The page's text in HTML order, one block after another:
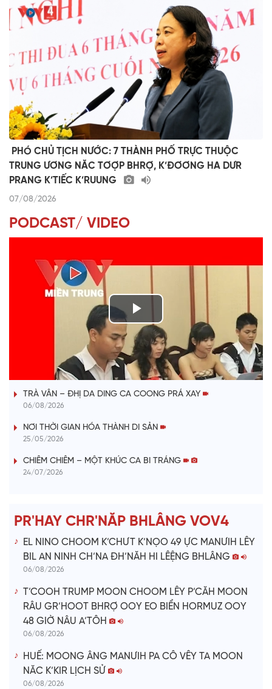
​ ​PHÓ CHỦ TỊCH NƯỚC: 7 THÀNH PHỐ TRỰC THUỘC
TRUNG ƯƠNG NĂC TƠỢP BHRỢ, K’ĐƠƠNG HA DƯR
PRANG K’TIẾC K’RUUNG
07/08/2026
PODCAST/ VIDEO
P
l
a
V
i
e
o
VÀI PHÚT DÀNH CHO QUẢNG BÁ
TRÀ VÂN – ĐHỊ DA DING CA COONG PRÁ XAY
06/08/2026
NƠI THỜI GIAN HÓA THÀNH DI SẢN
25/05/2026
CHIÊM CHIÊM – MỘT KHÚC CA BI TRÁNG
24/07/2026
PR'HAY CHR'NĂP BHLÂNG VOV4
EL NINO CHOOM K’CHƯT K’NỌO 49 ỰC MANƯIH LÊY
BIL AN NINH CH’NA ĐH’NĂH HI LÊỆNG BHLÂNG
06/08/2026
T’COOH TRUMP MOON CHOOM LÊY P’CĂH MOON
RÂU GR’HOOT BHRỢ OOY EO BIỂN HORMUZ OOY
48 GIỜ NÂU A’TÔH
06/08/2026
HUẾ: MOONG ÂNG MANƯIH PA CÔ VÊY TA MOON
NĂC K’KIR LỊCH SỬ
06/08/2026